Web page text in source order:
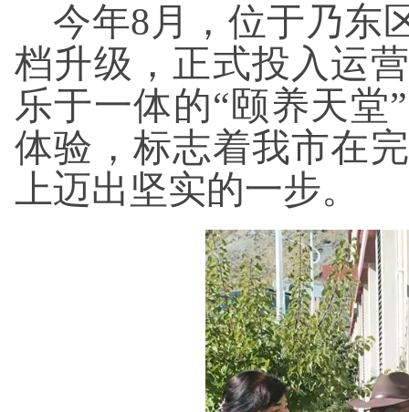
今年8月，位于乃东
档升级，正式投入运
乐于一体的“颐养天
体验，标志着我市在
上迈出坚实的一步。